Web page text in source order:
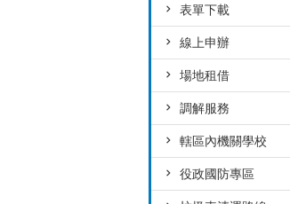
表單下載
線上申辦
場地租借
調解服務
轄區內機關學校
役政國防專區